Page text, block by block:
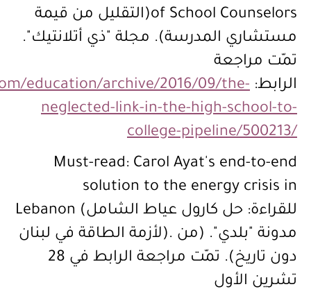
of School Counselors(التقليل من قيمة
مستشاري المدرسة). مجلة "ذي أتلانتيك".
تمّت مراجعة
الرابط: education/archive/2016/09/the-
neglected-link-in-the-high-school-to-
college-pipeline/500213/
Must-read: Carol Ayat's end-to-end
solution to the energy crisis in
Lebanon (للقراءة: حل كارول عياط الشامل
لأزمة الطاقة في لبنان). مدونة "بلدي". (من
دون تاريخ). تمّت مراجعة الرابط في 28
تشرين الأول